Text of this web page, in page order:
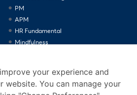
PM
APM
HR Fundamental
Mindfulness
your experience and
website. You can manage your